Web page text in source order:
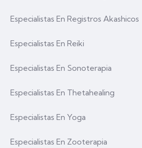
Especialistas En Registros Akashicos
Especialistas En Reiki
Especialistas En Sonoterapia
Especialistas En Thetahealing
Especialistas En Yoga
Especialistas En Zooterapia